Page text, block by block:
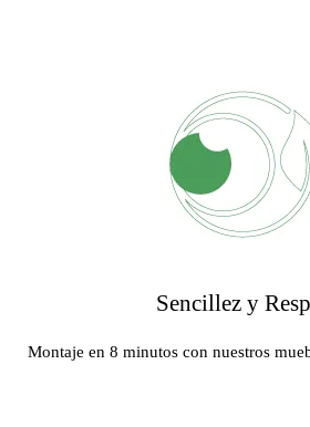
Sencillez y
Montaje en 8 minutos con nuestros